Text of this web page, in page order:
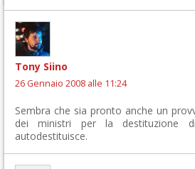
Tony Siino
26 Gennaio 2008 alle 11:24
Sembra che sia pronto anche un
dei ministri per la destituzione
autodestituisce.